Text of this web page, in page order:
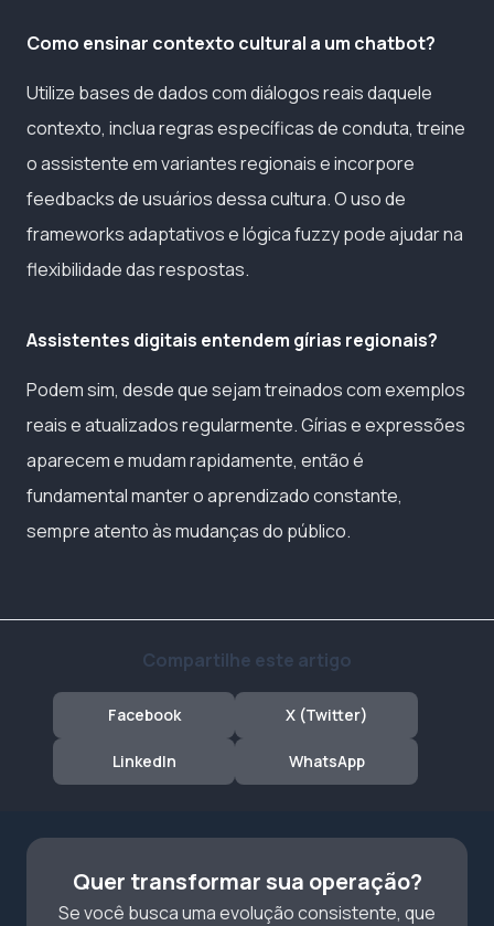
Como ensinar contexto cultural a um chatbot?
Utilize bases de dados com diálogos reais daquele
contexto, inclua regras específicas de conduta, treine
o assistente em variantes regionais e incorpore
feedbacks de usuários dessa cultura. O uso de
frameworks adaptativos e lógica fuzzy pode ajudar na
flexibilidade das respostas.
Assistentes digitais entendem gírias regionais?
Podem sim, desde que sejam treinados com exemplos
reais e atualizados regularmente. Gírias e expressões
aparecem e mudam rapidamente, então é
fundamental manter o aprendizado constante,
sempre atento às mudanças do público.
Compartilhe este artigo
Facebook X (Twitter)
LinkedIn WhatsApp
Quer transformar sua operação?
Se você busca uma evolução consistente, que